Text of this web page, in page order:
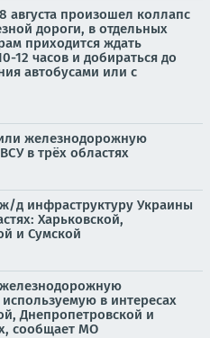
августа произошел коллапс
дороги, в отдельных
приходится ждать
12 часов и добираться до
автобусами или с
железнодорожную
в трёх областях
д инфраструктуру Украины
Харьковской,
и Сумской
в интересах
Днепропетровской и
сообщает МО